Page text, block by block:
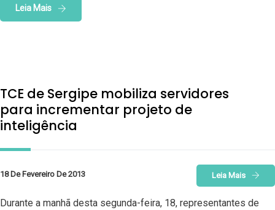
Leia Mais
TCE de Sergipe mobiliza servidores
para incrementar projeto de
inteligência
18 De Fevereiro De 2013 Leia Mais
Durante a manhã desta segunda-feira, 18, representantes de